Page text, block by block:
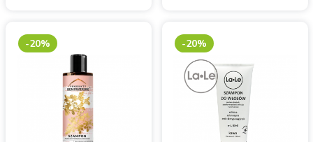
-20% -20%